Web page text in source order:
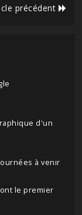
précédent
d'un
à venir
le premier